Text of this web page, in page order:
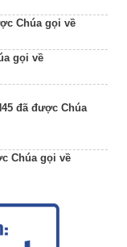
Chúa gọi về
gọi về
đã được Chúa
Chúa gọi về